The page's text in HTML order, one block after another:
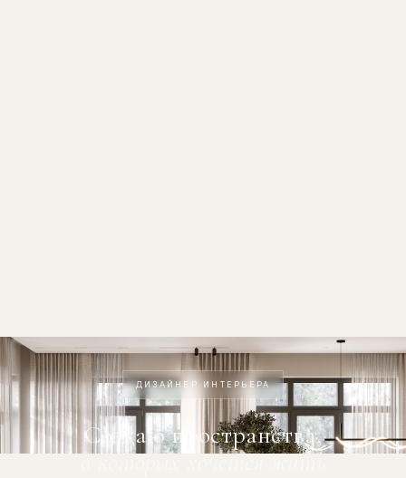
ДИЗАЙНЕР ИНТЕРЬЕРА
Создаю пространства,
в которых хочется жить